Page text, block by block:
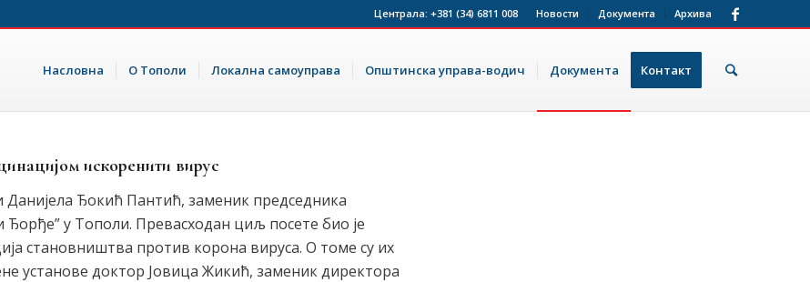
Новости Документа Архива
Централа: +381 (34) 6811 008
Насловна О Тополи Локална самоуправа Општинска управа-водич Документа Контакт
искоренити вирус
Ђокић Пантић, заменик председника
у Тополи. Превасходан циљ посете био је
становништва против корона вируса. О томе су их
установе доктор Јовица Жикић, заменик директора